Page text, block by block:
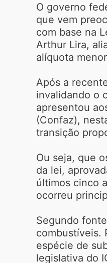
O governo
que vem
com base na
Arthur Lira,
alíquota
Após a
invalidando o
apresentou
(Confaz),
transição
Ou seja, que
da lei,
últimos cinco
ocorreu
Segundo
combustíveis.
espécie de
legislativa do